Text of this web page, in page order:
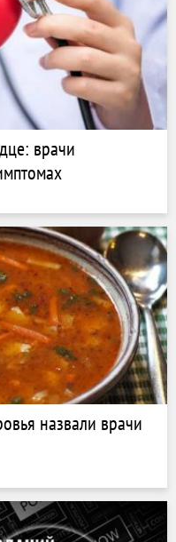
врачи
назвали врачи